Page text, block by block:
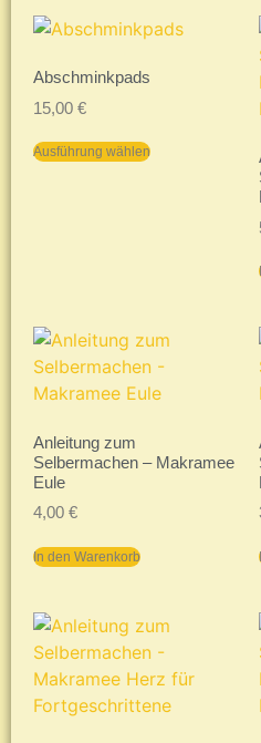
Abschminkpads
15,00 €
Ausführung wählen
Anleitung zum
Selbermachen – Makramee
Eule
4,00 €
In den Warenkorb